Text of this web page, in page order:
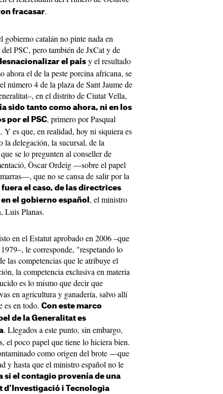
fracasar.
gobierno catalán no pinte nada en
PSC, pero también de JxCat y de
el país y el resultado
ahora el de la peste porcina africana, se
número 4 de la plaza de Sant Jaume de
en el distrito de Ciutat Vella,
sido tanto como ahora, ni en los
por el PSC, primero por Pasqual
es que, en realidad, hoy ni siquiera es
la delegación, la sucursal, de la
se lo pregunten al conseller de
Òscar Ordeig —sobre el papel
que no se cansa de salir por la
el caso, de las directrices
el gobierno español , el ministro
Luis Planas.
en el Estatut aprobado en 2006 –que
le corresponde, "respetando lo
las competencias que le atribuye el
la competencia exclusiva en materia
es lo mismo que decir que
en agricultura y ganadería, salvo allí
es en todo. Con este marco
de la Generalitat es
. Llegados a este punto, sin embargo,
el poco papel que tiene lo hiciera bien.
como origen del brote —que
y hasta que el ministro español no le
si el contagio provenía de una
i Tecnologia